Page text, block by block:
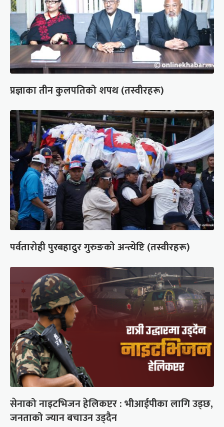
प्रज्ञाका तीन कुलपतिको शपथ (तस्वीरहरू)
पर्वतारोही पुरबहादुर गुरुङको अन्त्येष्टि (तस्वीरहरू)
सेनाको नाइटभिजन हेलिकप्टर : भीआईपीका लागि उड्छ,
जनताको ज्यान बचाउन उड्दैन